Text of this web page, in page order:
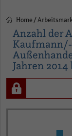
Home
Anzahl der
Jahren 2014